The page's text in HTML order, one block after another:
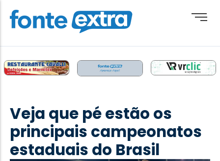
Destaque
Esporte
Geral
Veja que pé estão os
principais campeonatos
estaduais do Brasil